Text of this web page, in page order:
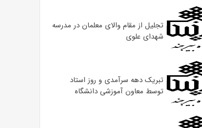
تجلیل از مقام والای معلمان در مدرسه
شهدای علوی
تبریک دهه سرآمدی و روز استاد
توسط معاون آموزشی دانشگاه